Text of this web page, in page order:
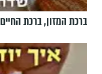
ברכת המזון, ברכת החיים